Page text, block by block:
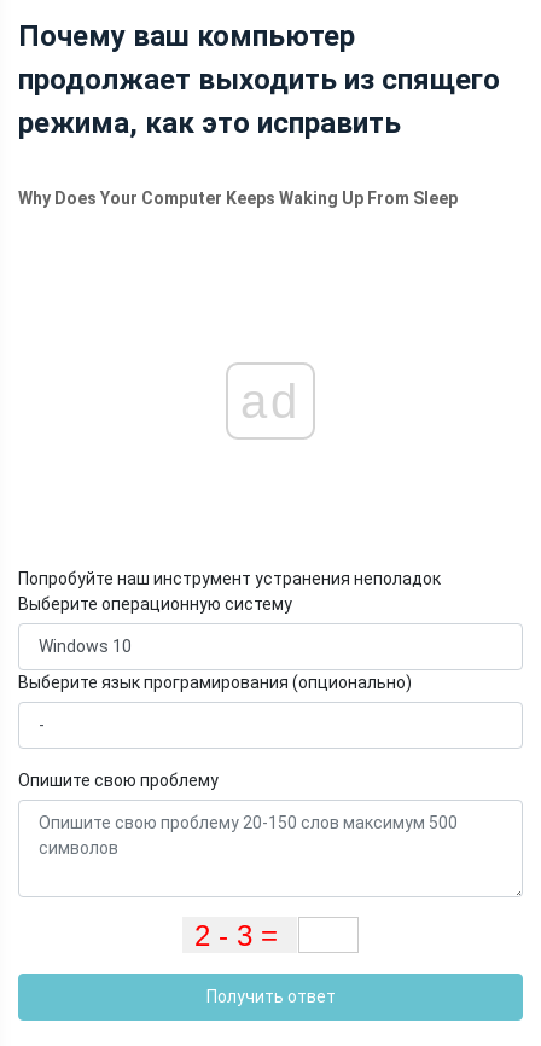
Почему ваш компьютер
продолжает выходить из спящего
режима, как это исправить
Why Does Your Computer Keeps Waking Up From Sleep
ad
Попробуйте наш инструмент устранения неполадок
Выберите операционную систему
Выберите язык програмирования (опционально)
Опишите свою проблему
Получить ответ